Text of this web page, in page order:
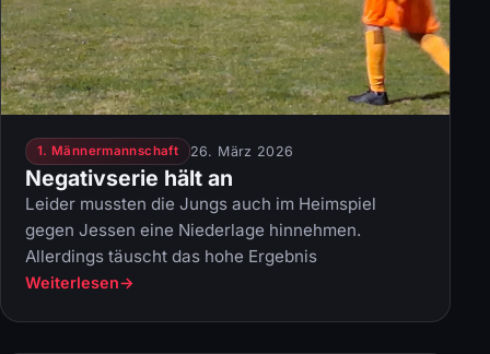
1. Männermannschaft 26. März 2026
Negativserie hält an
Leider mussten die Jungs auch im Heimspiel
gegen Jessen eine Niederlage hinnehmen.
Allerdings täuscht das hohe Ergebnis
Weiterlesen